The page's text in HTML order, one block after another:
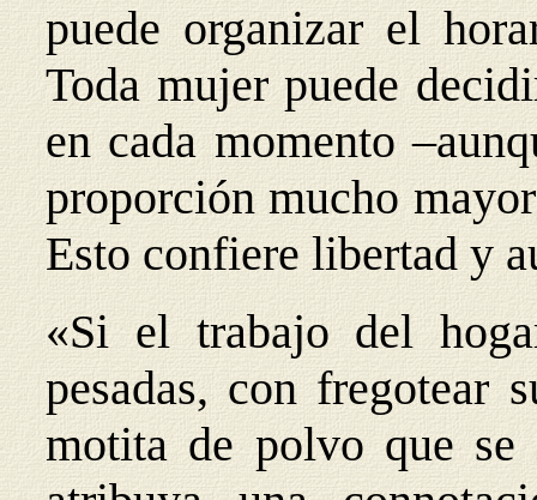
puede organizar el
Toda mujer puede
en cada momento
proporción mucho
Esto confiere libertad y
«Si el trabajo del
pesadas, con fregotear
motita de polvo que se